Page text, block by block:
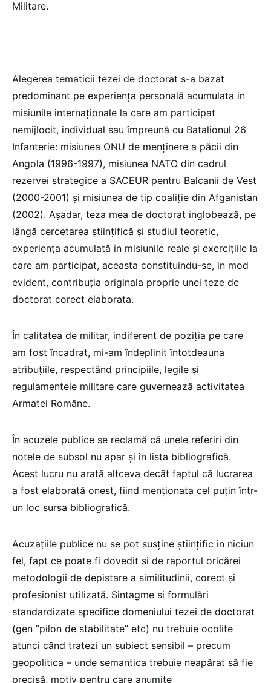
Militare.
Alegerea tematicii tezei de doctorat s-a bazat
predominant pe experiența personală acumulata in
misiunile internaționale la care am participat
nemijlocit, individual sau împreună cu Batalionul 26
Infanterie: misiunea ONU de menținere a păcii din
Angola (1996-1997), misiunea NATO din cadrul
rezervei strategice a SACEUR pentru Balcanii de Vest
(2000-2001) și misiunea de tip coaliție din Afganistan
(2002). Așadar, teza mea de doctorat înglobează, pe
lângă cercetarea științifică și studiul teoretic,
experiența acumulată în misiunile reale și exercițiile la
care am participat, aceasta constituindu-se, in mod
evident, contribuția originala proprie unei teze de
doctorat corect elaborata.
În calitatea de militar, indiferent de poziția pe care
am fost încadrat, mi-am îndeplinit întotdeauna
atribuțiile, respectând principiile, legile și
regulamentele militare care guvernează activitatea
Armatei Române.
În acuzele publice se reclamă că unele referiri din
notele de subsol nu apar și în lista bibliografică.
Acest lucru nu arată altceva decât faptul că lucrarea
a fost elaborată onest, fiind menționata cel puțin într-
un loc sursa bibliografică.
Acuzațiile publice nu se pot susține științific in niciun
fel, fapt ce poate fi dovedit si de raportul oricărei
metodologii de depistare a similitudinii, corect și
profesionist utilizată. Sintagme si formulări
standardizate specifice domeniului tezei de doctorat
(gen “pilon de stabilitate” etc) nu trebuie ocolite
atunci când tratezi un subiect sensibil – precum
geopolitica – unde semantica trebuie neapărat să fie
precisă, motiv pentru care anumite